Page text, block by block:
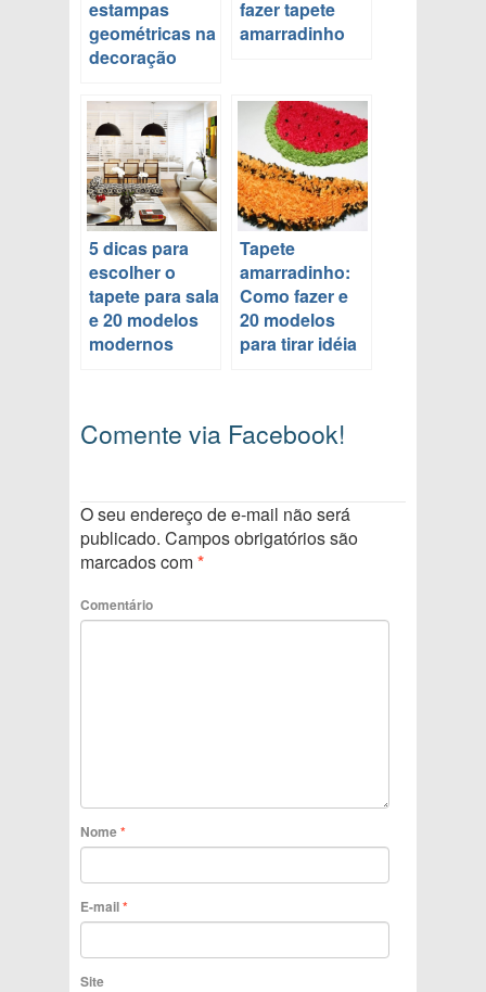
estampas
geométricas na
decoração
fazer tapete
amarradinho
5 dicas para
escolher o
tapete para sala
e 20 modelos
modernos
Tapete
amarradinho:
Como fazer e
20 modelos
para tirar idéia
Comente via Facebook!
O seu endereço de e-mail não será
publicado. Campos obrigatórios são
marcados com*
Comentário
Nome*
E-mail*
Site